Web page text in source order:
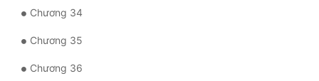
Đồng Nhân
Cẩu Đạo Trường Sinh
Chương 34
Chương 35
Chương 36